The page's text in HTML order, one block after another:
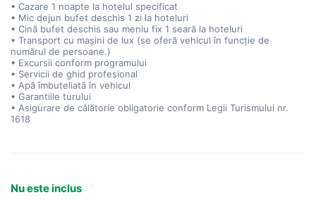
• Cazare 1 noapte la hotelul specificat
• Mic dejun bufet deschis 1 zi la hoteluri
• Cină bufet deschis sau meniu fix 1 seară la hoteluri
• Transport cu mașini de lux (se oferă vehicul în funcție de
numărul de persoane.)
• Excursii conform programului
• Servicii de ghid profesional
• Apă îmbuteliată în vehicul
• Garantiile turului
• Asigurare de călătorie obligatorie conform Legii Turismului nr.
1618
Nu este inclus